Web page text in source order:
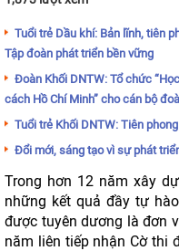
Tuổi trẻ Dầu khí: Bản lĩnh, tiên
Tập đoàn phát triển bền vững
Đoàn Khối DNTW: Tổ chức
cách Hồ Chí Minh” cho cán bộ
Tuổi trẻ Khối DNTW: Tiên
Đổi mới, sáng tạo vì sự phát
Trong hơn 12 năm xây
những kết quả đầy tự
được tuyên dương là đơn
năm liên tiếp nhận Cờ thi